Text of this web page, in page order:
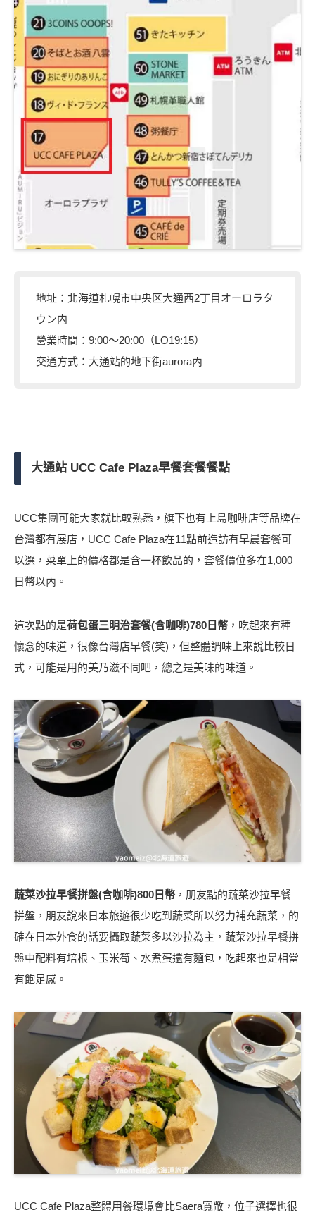
地址：北海道札幌市中央区大通西2丁目オーロラタ
ウン内
營業時間：9:00～20:00（LO19:15）
交通方式：大通站的地下街aurora內
大通站 UCC Cafe Plaza早餐套餐餐點
UCC集團可能大家就比較熟悉，旗下也有上島咖啡店等品牌在
台灣都有展店，UCC Cafe Plaza在11點前造訪有早晨套餐可
以選，菜單上的價格都是含一杯飲品的，套餐價位多在1,000
日幣以內。
這次點的是荷包蛋三明治套餐(含咖啡)780日幣 ，吃起來有種
懷念的味道，很像台灣店早餐(笑)，但整體調味上來說比較日
式，可能是用的美乃滋不同吧，總之是美味的味道。
蔬菜沙拉早餐拼盤(含咖啡)800日幣 ，朋友點的蔬菜沙拉早餐
拼盤，朋友說來日本旅遊很少吃到蔬菜所以努力補充蔬菜，的
確在日本外食的話要攝取蔬菜多以沙拉為主，蔬菜沙拉早餐拼
盤中配料有培根、玉米筍、水煮蛋還有麵包，吃起來也是相當
有飽足感。
UCC Cafe Plaza整體用餐環境會比Saera寬敞，位子選擇也很